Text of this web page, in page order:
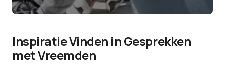
Inspiratie Vinden in Gesprekken
met Vreemden